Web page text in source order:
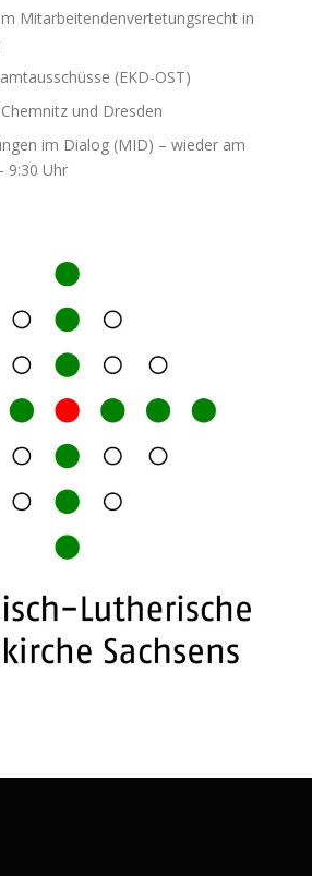
Mitarbeitendenvertetungsrecht in
(EKD-OST)
und Dresden
im Dialog (MID) – wieder am
9:30 Uhr